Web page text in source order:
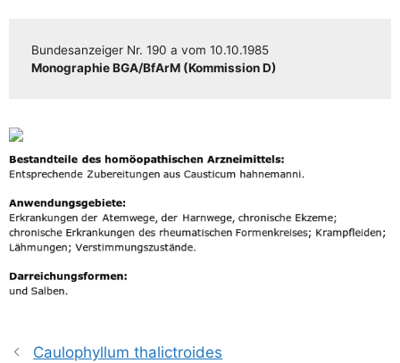
Bun­des­an­zei­ger Nr. 190 a vom 10.10.1985
Mono­gra­phie BGA/​​BfArM (Kom­mis­si­on D)
Caulophyllum thalictroides